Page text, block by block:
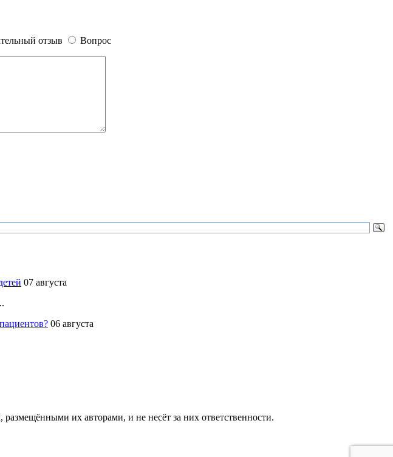
отзыв Вопрос
07 августа
06 августа
их авторами, и не несёт за них ответственности.